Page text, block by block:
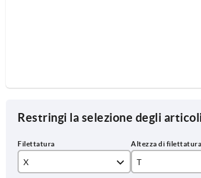
Restringi la selezione degli
X T